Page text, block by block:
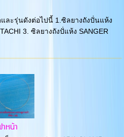
ละรุ่นดังต่อไปนี้ 1.ซิลยางถังปั่นแห้ง
3. ซิลยางถังปั่แห้ง SANGER
หน้า